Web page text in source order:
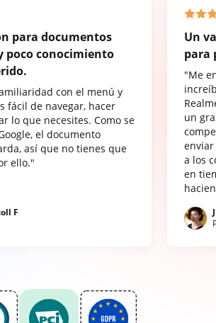
para documentos
poco conocimiento
con el menú y
fácil de navegar, hacer
lo que necesites. Como se
el documento
así que no tienes que
ello."
F
Un
para
"Me
un
a los
en